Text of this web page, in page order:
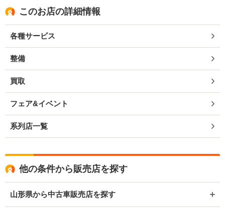
このお店の詳細情報
各種サービス
整備
買取
フェア&イベント
系列店一覧
他の条件から販売店を探す
山形県から中古車販売店を探す